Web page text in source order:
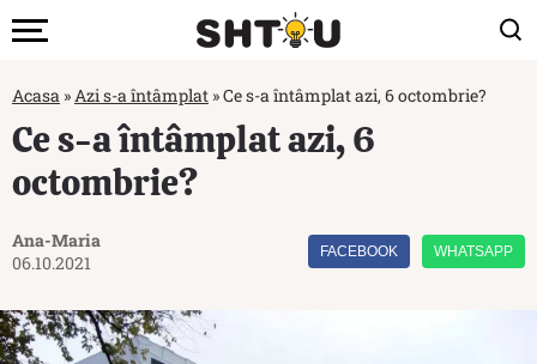
Acasa »Azi s-a întâmplat »Ce s-a întâmplat azi, 6 octombrie?
Ce s-a întâmplat azi, 6
octombrie?
Ana-Maria
06.10.2021
FACEBOOK WHATSAPP